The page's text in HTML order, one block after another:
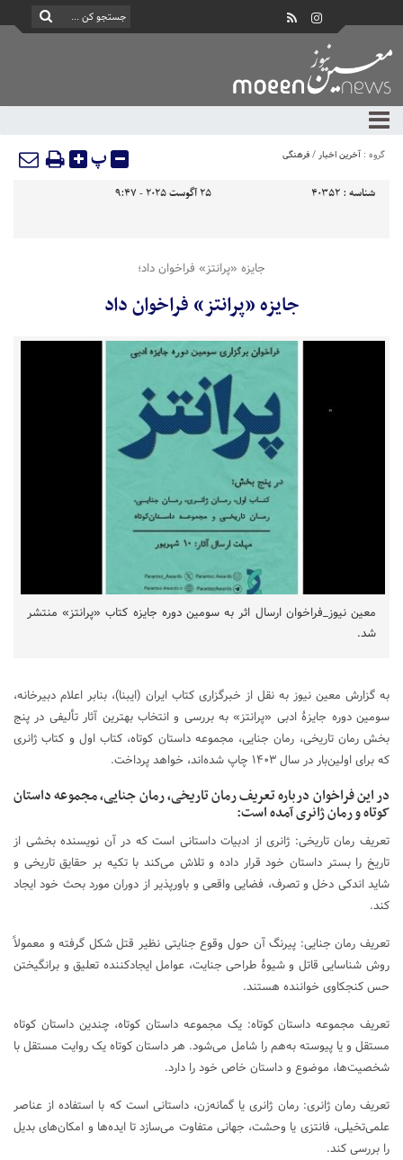
گروه : آخرین اخبار/فرهنگی پ
شناسه : 40352 25 آگوست 2025 - 9:47
جایزه «پرانتز» فراخوان داد؛
جایزه «پرانتز» فراخوان داد
معین نیوز_فراخوان ارسال اثر به سومین دوره‌ جایزه‌ کتاب «پرانتز» منتشر
شد.
به گزارش معین نیوز به نقل از خبرگزاری کتاب ایران (ایبنا)، بنابر اعلام دبیرخانه،
سومین دوره جایزهٔ ادبی «پرانتز» به بررسی و انتخاب بهترین آثار تألیفی در پنج
بخش رمان تاریخی، رمان جنایی، مجموعه داستان کوتاه، کتاب اول و کتاب ژانری
که برای اولین‌بار در سال ۱۴۰۳ چاپ شده‌اند، خواهد پرداخت.
در این فراخوان درباره تعریف رمان تاریخی، رمان جنایی، مجموعه داستان
کوتاه و رمان ژانری آمده است:
تعریف رمان تاریخی: ژانری از ادبیات داستانی است که در آن نویسنده بخشی از
تاریخ را بستر داستان خود قرار داده و تلاش می‌کند با تکیه بر حقایق تاریخی و
شاید اندکی دخل و تصرف، فضایی واقعی و باورپذیر از دوران مورد بحث خود ایجاد
کند.
تعریف رمان جنایی: پیرنگ آن حول وقوع جنایتی نظیر قتل شکل گرفته و معمولاً
روش شناسایی قاتل و شیوهٔ طراحی جنایت، عوامل ایجادکننده تعلیق و برانگیختن
حس کنجکاوی خواننده هستند.
تعریف مجموعه داستان کوتاه: یک مجموعه داستان کوتاه، چندین داستان کوتاه
مستقل و یا پیوسته به‌هم را شامل می‌شود. هر داستان کوتاه یک روایت مستقل با
شخصیت‌ها، موضوع و داستان خاص خود را دارد.
تعریف رمان ژانری: رمان ژانری یا گمانه‌زن، داستانی است که با استفاده از عناصر
علمی‌تخیلی، فانتزی یا وحشت، جهانی متفاوت می‌سازد تا ایده‌ها و امکان‌های بدیل
را بررسی کند.